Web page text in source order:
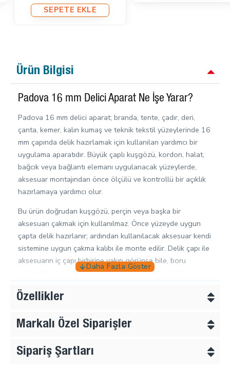
SEPETE EKLE
Ürün Bilgisi
Padova 16 mm Delici Aparat Ne İşe Yarar?
Padova 16 mm delici aparat; branda, tente, çadır, deri,
çanta, kemer, kalın kumaş ve teknik tekstil yüzeylerinde 16
mm çapında delik hazırlamak için kullanılan yardımcı bir
uygulama aparatıdır. Büyük çaplı kuşgözü, kordon, halat,
bağcık veya bağlantı elemanı uygulanacak yüzeylerde,
aksesuar montajından önce ölçülü ve kontrollü bir açıklık
hazırlamaya yardımcı olur.
Bu ürün doğrudan kuşgözü, perçin veya başka bir
aksesuarı çakmak için kullanılmaz. Önce yüzeyde uygun
çapta delik hazırlanır; ardından kullanılacak aksesuar kendi
sistemine uygun çakma kalıbı ile monte edilir. Delik çapı ile
aksesuarın iç çapı birbirine yakın görünse bile, boru
yüksekliği, pul yapısı, yüzey kalınlığı ve montaj kalıbı ayrıca
Branda, tente ve çadır bağlantı noktaları
Halat, kordon, bağcık ve askı geçişleri
16 mm delik gerektiren büyük kuşgözü uygulamaları
Özellikler
Markalı Özel Siparişler
Sipariş Şartları